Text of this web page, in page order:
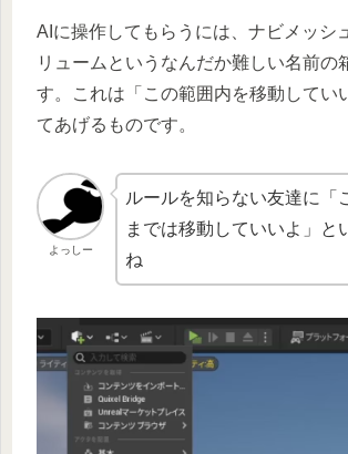
AIに操作してもらうには、ナビメッシ
リュームというなんだか難しい名前の
す。これは「この範囲内を移動してい
てあげるものです。
よっしー
ルールを知らない友達に「
までは移動していいよ」と
ね